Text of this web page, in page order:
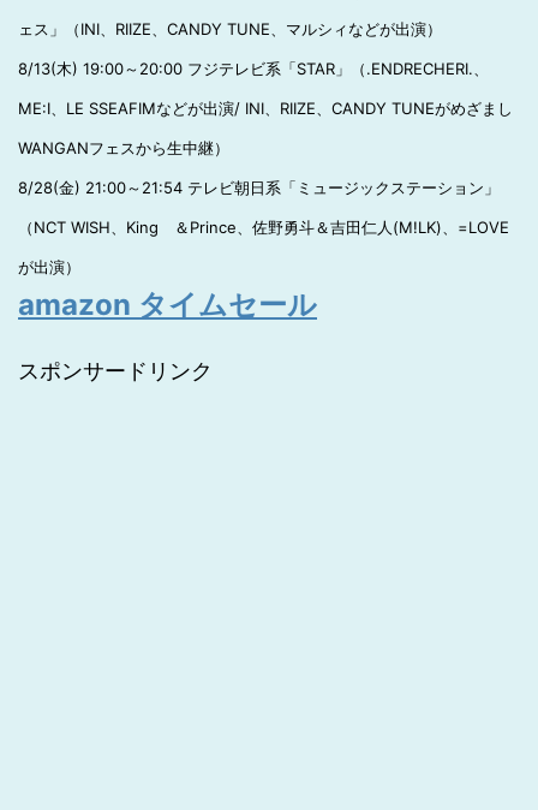
ェス」（INI、RIIZE、CANDY TUNE、マルシィなどが出演）
8/13(木) 19:00～20:00 フジテレビ系「STAR」（.ENDRECHERI.、
ME:I、LE SSEAFIMなどが出演/ INI、RIIZE、CANDY TUNEがめざまし
WANGANフェスから生中継）
8/28(金) 21:00～21:54 テレビ朝日系「ミュージックステーション」
（NCT WISH、King ＆Prince、佐野勇斗＆吉田仁人(M!LK)、=LOVE
が出演）
amazon タイムセール
スポンサードリンク